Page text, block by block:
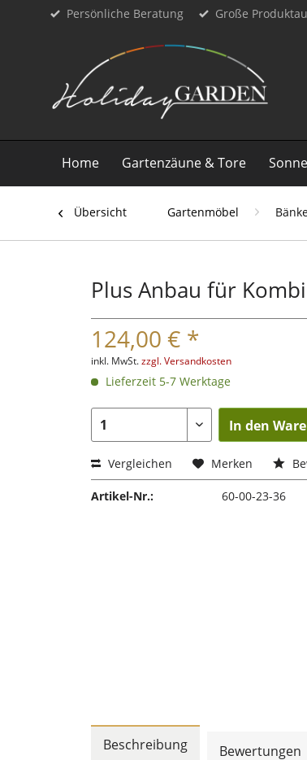
Persönliche Beratung Große
Home Gartenzäune & Tore
Übersicht Gartenmöbel
Plus Anbau für
124,00 € *
inkl. MwSt.zzgl. Versandkosten
Lieferzeit 5-7 Werktage
In den
Vergleichen Merken
Artikel-Nr.: 60-00-23-36
Beschreibung Bewertungen